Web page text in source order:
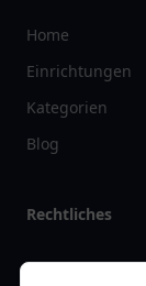
Home
Einrichtungen
Kategorien
Blog
Rechtliches
Impressum